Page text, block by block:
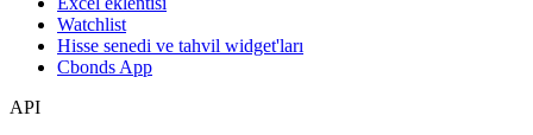
Watchlist
Hisse senedi ve tahvil widget'ları
Cbonds App
API